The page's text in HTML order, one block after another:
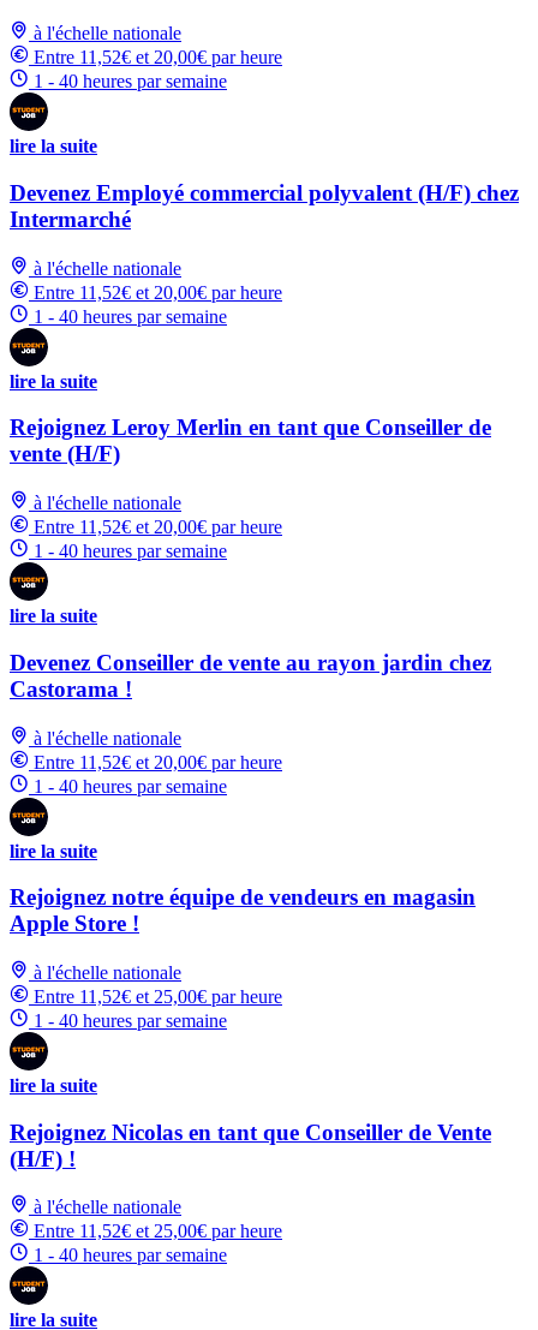
à l'échelle nationale
Entre 11,52€ et 20,00€ par heure
1 - 40 heures par semaine
lire la suite
Devenez Employé commercial polyvalent (H/F) chez
Intermarché
à l'échelle nationale
Entre 11,52€ et 20,00€ par heure
1 - 40 heures par semaine
lire la suite
Rejoignez Leroy Merlin en tant que Conseiller de
vente (H/F)
à l'échelle nationale
Entre 11,52€ et 20,00€ par heure
1 - 40 heures par semaine
lire la suite
Devenez Conseiller de vente au rayon jardin chez
Castorama !
à l'échelle nationale
Entre 11,52€ et 20,00€ par heure
1 - 40 heures par semaine
lire la suite
Rejoignez notre équipe de vendeurs en magasin
Apple Store !
à l'échelle nationale
Entre 11,52€ et 25,00€ par heure
1 - 40 heures par semaine
lire la suite
Rejoignez Nicolas en tant que Conseiller de Vente
(H/F) !
à l'échelle nationale
Entre 11,52€ et 25,00€ par heure
1 - 40 heures par semaine
lire la suite